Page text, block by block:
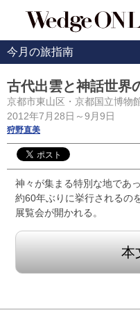
今月の旅指南
古代出雲と神話世界
京都市東山区・京都国立博物
2012年7月28日～9月9日
狩野直美
神々が集まる特別な地であ
約60年ぶりに挙行されるの
展覧会が開かれる。
本